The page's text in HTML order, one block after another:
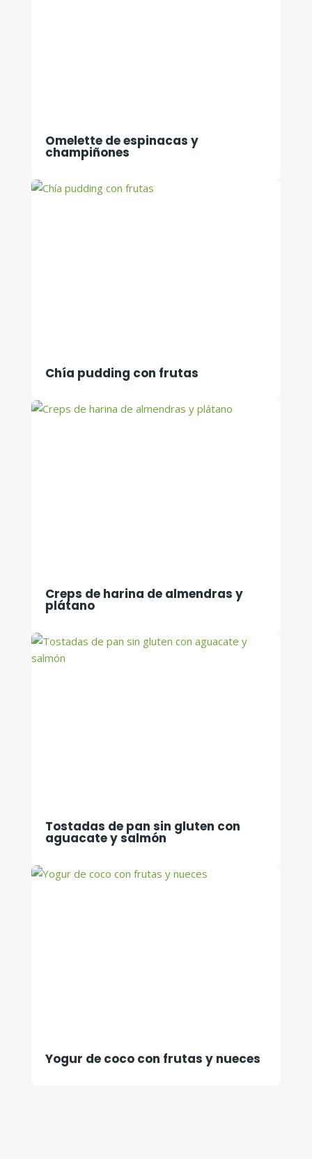
Omelette de espinacas y
champiñones
Chía pudding con frutas
Creps de harina de almendras y
plátano
Tostadas de pan sin gluten con
aguacate y salmón
Yogur de coco con frutas y nueces